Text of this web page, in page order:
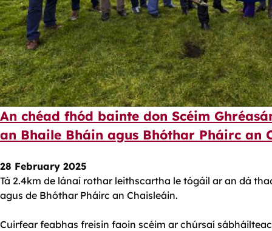
An chéad fhód bainte don Scéim
an Bhaile Bháin agus Bhóthar Pháirc an
28 February 2025
Tá 2.4km de lánaí rothar leithscartha le tógáil ar an dá
agus de Bhóthar Pháirc an Chaisleáin.
Cuirfear feabhas freisin faoin scéim ar chúrsaí